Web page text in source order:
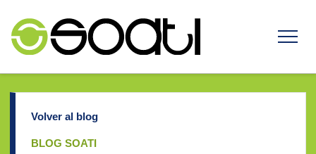
Volver al blog
BLOG SOATI